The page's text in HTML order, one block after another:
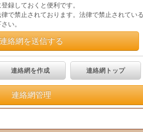
録しておくと便利です。
で禁止されております。法律で禁止されてい
い。
連絡網を送信する
連絡網を作成 連絡網トップ
連絡網管理